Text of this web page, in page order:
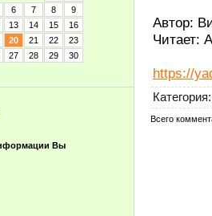
6 7 8
9
13 14 15
16
20 21 22
23
27 28 29
30
Вы
Автор:
Читает:
https://
Категория:
Всего